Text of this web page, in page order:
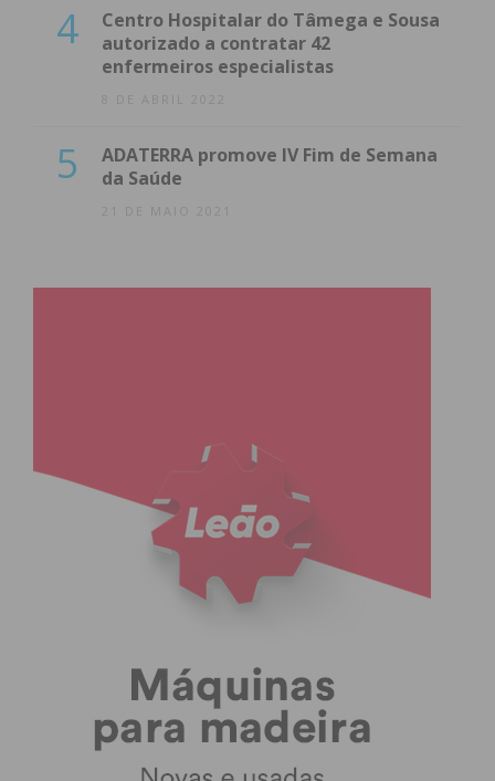
4
Centro Hospitalar do Tâmega e Sousa
autorizado a contratar 42
enfermeiros especialistas
8 DE ABRIL 2022
5
ADATERRA promove IV Fim de Semana
da Saúde
21 DE MAIO 2021